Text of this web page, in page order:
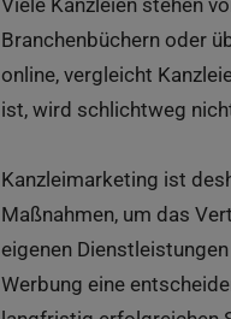
Viele Kanzleien stehen
Branchenbüchern oder
online, vergleicht
ist, wird schlichtweg
Kanzleimarketing ist
Maßnahmen, um das
eigenen
Werbung eine